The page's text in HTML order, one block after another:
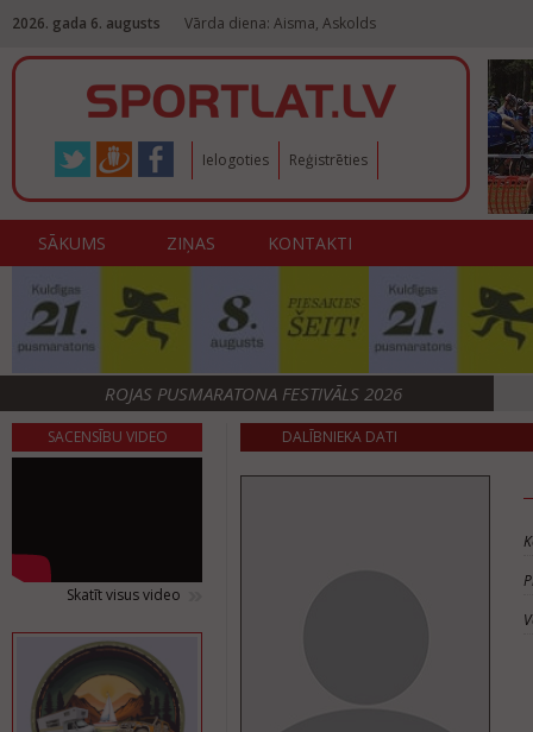
2026. gada 6. augusts Vārda diena: Aisma, Askolds
Ielogoties Reģistrēties
SĀKUMS ZIŅAS KONTAKTI
ROJAS PUSMARATONA FESTIVĀLS 2026
SACENSĪBU VIDEO
Skatīt visus video
DALĪBNIEKA DATI